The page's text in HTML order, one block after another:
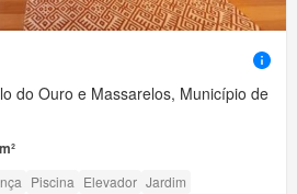
do Ouro e Massarelos, Município de
Piscina Elevador Jardim